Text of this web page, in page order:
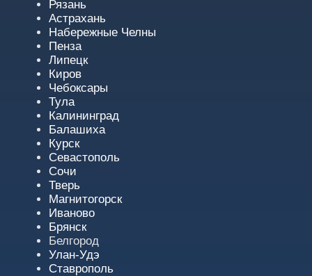
Рязань
Астрахань
Набережные Челны
Пенза
Липецк
Киров
Чебоксары
Тула
Калининград
Балашиха
Курск
Севастополь
Сочи
Тверь
Магнитогорск
Иваново
Брянск
Белгород
Улан-Удэ
Ставрополь